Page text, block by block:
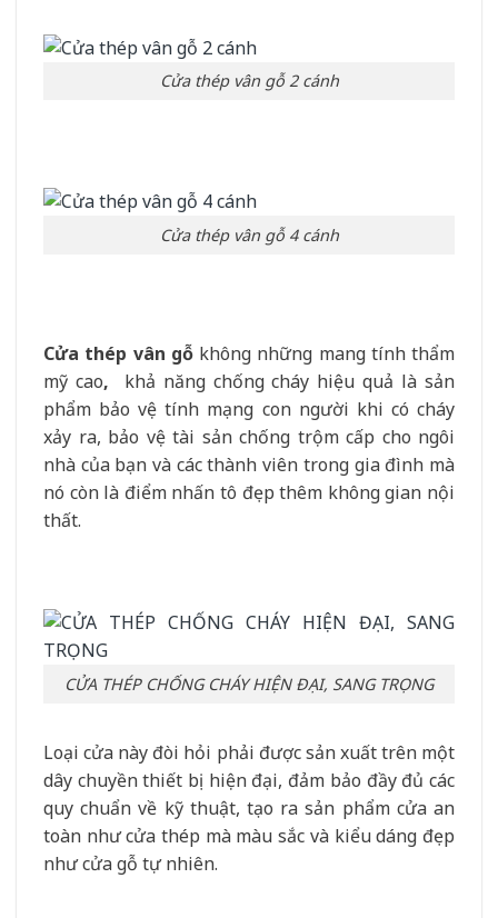
Cửa thép vân gỗ 2 cánh
Cửa thép vân gỗ 4 cánh
Cửa thép vân gỗ không những mang tính thẩm
mỹ cao, khả năng chống cháy hiệu quả là sản
phẩm bảo vệ tính mạng con người khi có cháy
xảy ra, bảo vệ tài sản chống trộm cấp cho ngôi
nhà của bạn và các thành viên trong gia đình mà
nó còn là điểm nhấn tô đẹp thêm không gian nội
thất.
CỬA THÉP CHỐNG CHÁY HIỆN ĐẠI, SANG TRỌNG
Loại cửa này đòi hỏi phải được sản xuất trên một
dây chuyền thiết bị hiện đại, đảm bảo đầy đủ các
quy chuẩn về kỹ thuật, tạo ra sản phẩm cửa an
toàn như cửa thép mà màu sắc và kiểu dáng đẹp
như cửa gỗ tự nhiên.